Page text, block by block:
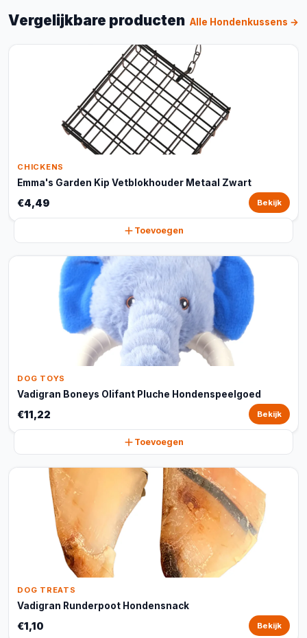
Vergelijkbare producten Alle Hondenkussens →
CHICKENS
Emma's Garden Kip Vetblokhouder Metaal Zwart
€4,49 Bekijk
Toevoegen
DOG TOYS
Vadigran Boneys Olifant Pluche Hondenspeelgoed
€11,22 Bekijk
Toevoegen
DOG TREATS
Vadigran Runderpoot Hondensnack
€1,10 Bekijk